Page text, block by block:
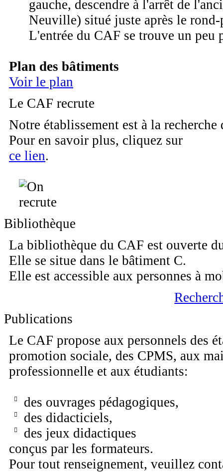
gauche, descendre à l'arrêt de
Neuville) situé juste après le
L'entrée du CAF se trouve un
Plan des bâtiments
Voir le plan
Le CAF recrute
Notre établissement est à la
Pour en savoir plus, cliquez sur
ce lien.
Bibliothèque
La bibliothèque du CAF est ouverte
Elle se situe dans le bâtiment C.
Elle est accessible aux personnes à
Publications
Le CAF propose aux personnels des
promotion sociale, des CPMS, aux
professionnelle et aux étudiants:
des ouvrages pédagogiques,
des didacticiels,
des jeux didactiques
conçus par les formateurs.
Pour tout renseignement, veuillez